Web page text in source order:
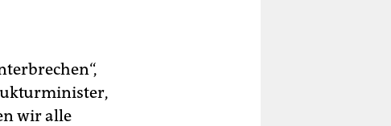
wir alle